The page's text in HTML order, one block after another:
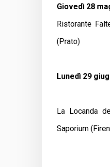
Giovedì 28
Ristorante
(Prato)
Lunedì 29
La Locanda
Saporium